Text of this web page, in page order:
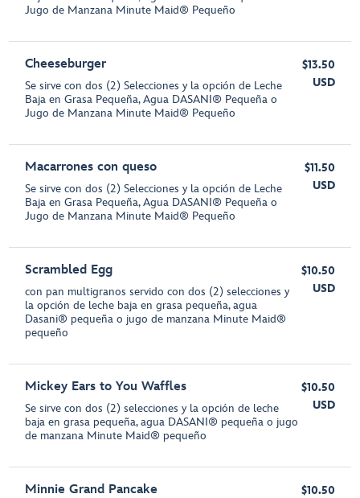
Jugo de Manzana Minute Maid® Pequeño
Cheeseburger
Se sirve con dos (2) Selecciones y la opción de Leche
Baja en Grasa Pequeña, Agua DASANI® Pequeña o
Jugo de Manzana Minute Maid® Pequeño
$13.50
USD
Macarrones con queso
Se sirve con dos (2) Selecciones y la opción de Leche
Baja en Grasa Pequeña, Agua DASANI® Pequeña o
Jugo de Manzana Minute Maid® Pequeño
$11.50
USD
Scrambled Egg
con pan multigranos servido con dos (2) selecciones y
la opción de leche baja en grasa pequeña, agua
Dasani® pequeña o jugo de manzana Minute Maid®
pequeño
$10.50
USD
Mickey Ears to You Waffles
Se sirve con dos (2) selecciones y la opción de leche
baja en grasa pequeña, agua DASANI® pequeña o jugo
de manzana Minute Maid® pequeño
$10.50
USD
Minnie Grand Pancake
$10.50